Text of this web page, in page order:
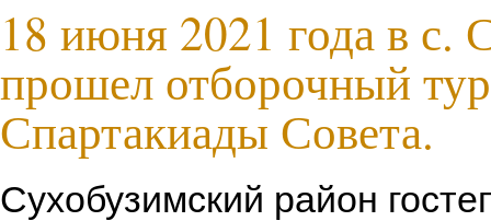
18 июня 2021 года в с.
прошел отборочный
Спартакиады Совета.
Сухобузимский район